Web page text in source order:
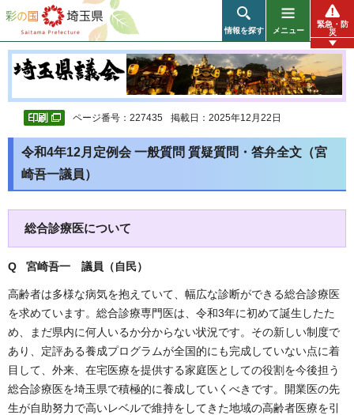
彩の国 埼玉県
情報を探す メニュー
緊急・防
災
ページ番号：227435 掲載日：2025年12月22日
令和4年12月定例会 一般質問 質疑質問・答弁全文（宮
崎吾一議員）
総合診療医について
Q 宮崎吾一 議員（自民）
高齢者は多様な病気を抱えていて、幅広な診断ができる総合診療医
を求めています。総合診療専門医は、令和3年に初めて誕生したた
め、まだ県内に何人いるか分からない状況です。その新しい制度で
あり、定評ある養成プログラムが全国的にも完成していない点に着
目して、外来、在宅医療を提供する家庭医としての役割を今後担う
総合診療医を埼玉県で積極的に養成していくべきです。開業医の先
生が自助努力で高いレベルで維持をしてきた地域の高齢者医療を引